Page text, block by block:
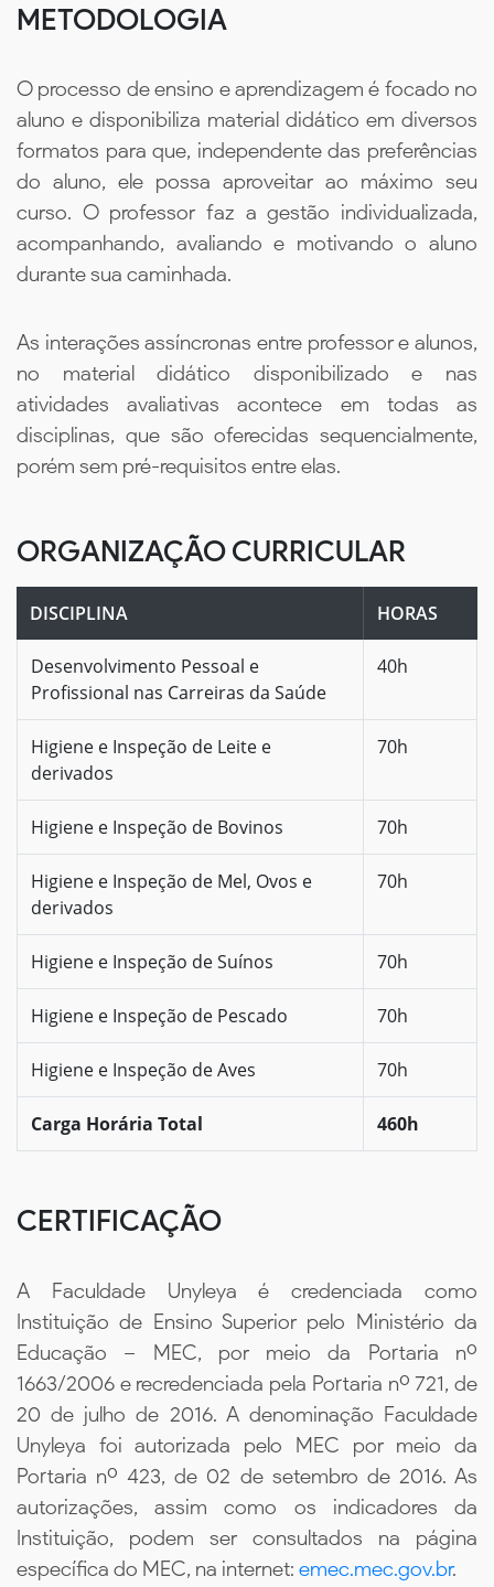
METODOLOGIA
O processo de ensino e aprendizagem é focado no
aluno e disponibiliza material didático em diversos
formatos para que, independente das preferências
do aluno, ele possa aproveitar ao máximo seu
curso. O professor faz a gestão individualizada,
acompanhando, avaliando e motivando o aluno
durante sua caminhada.
As interações assíncronas entre professor e alunos,
no material didático disponibilizado e nas
atividades avaliativas acontece em todas as
disciplinas, que são oferecidas sequencialmente,
porém sem pré-requisitos entre elas.
ORGANIZAÇÃO CURRICULAR
DISCIPLINA HORAS
Desenvolvimento Pessoal e
Profissional nas Carreiras da Saúde
40h
Higiene e Inspeção de Leite e
derivados
70h
Higiene e Inspeção de Bovinos 70h
Higiene e Inspeção de Mel, Ovos e
derivados
70h
Higiene e Inspeção de Suínos 70h
Higiene e Inspeção de Pescado 70h
Higiene e Inspeção de Aves 70h
Carga Horária Total 460h
CERTIFICAÇÃO
A Faculdade Unyleya é credenciada como
Instituição de Ensino Superior pelo Ministério da
Educação – MEC, por meio da Portaria nº
1663/2006 e recredenciada pela Portaria nº 721, de
20 de julho de 2016. A denominação Faculdade
Unyleya foi autorizada pelo MEC por meio da
Portaria nº 423, de 02 de setembro de 2016. As
autorizações, assim como os indicadores da
Instituição, podem ser consultados na página
específica do MEC, na internet: emec.mec.gov.br.